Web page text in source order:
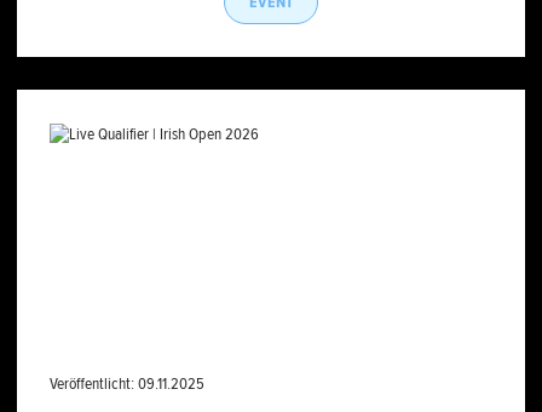
Veröffentlicht: 09.11.2025